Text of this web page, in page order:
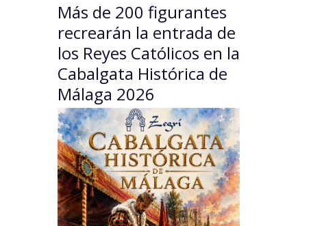
Más de 200 figurantes
recrearán la entrada de
los Reyes Católicos en la
Cabalgata Histórica de
Málaga 2026